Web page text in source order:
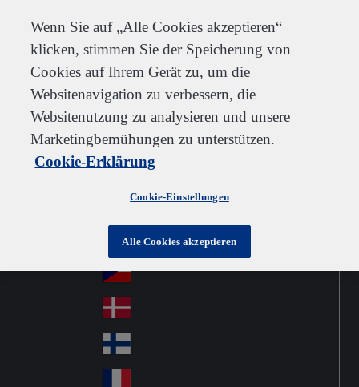
Go to home
Jump to navigation
Jump to content
Contact
Kundendienst Kontakt Newsletter KarriereLieferanten
Austria
Au
str
ali
a
Australia
Au
stri Brazil
Ca
na
da
Canada
Ch
ina
中国大陆
Cz
ec
h
Česko
De
nm
ark
Fin
Wenn Sie auf „Alle Cookies akzeptieren“
klicken, stimmen Sie der Speicherung von
Cookies auf Ihrem Gerät zu, um die
Websitenavigation zu verbessern, die
Websitenutzung zu analysieren und unsere
Marketingbemühungen zu unterstützen.
Cookie-Erklärung
Cookie-Einstellungen
Alle Cookies akzeptieren